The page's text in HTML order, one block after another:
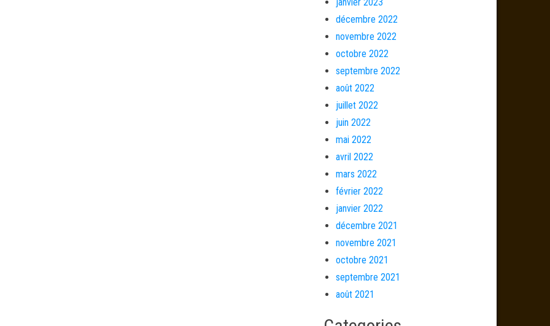
décembre 2022
novembre 2022
octobre 2022
septembre 2022
août 2022
juillet 2022
juin 2022
mai 2022
avril 2022
mars 2022
février 2022
janvier 2022
décembre 2021
novembre 2021
octobre 2021
septembre 2021
août 2021